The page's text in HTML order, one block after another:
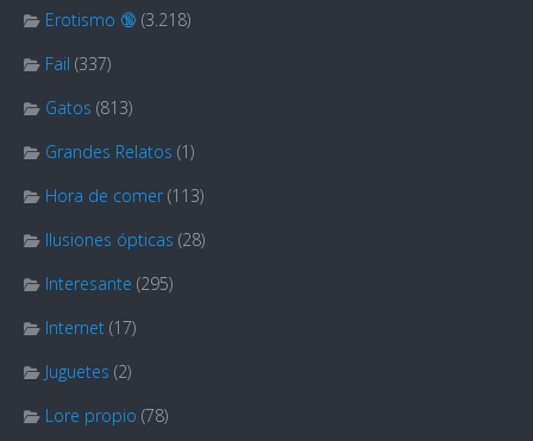
Erotismo 🔞 (3.218)
Fail (337)
Gatos (813)
Grandes Relatos (1)
Hora de comer (113)
Ilusiones ópticas (28)
Interesante (295)
Internet (17)
Juguetes (2)
Lore propio (78)